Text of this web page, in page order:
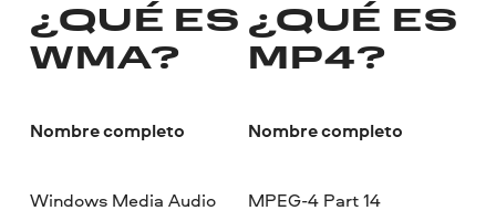
¿QUÉ ES
WMA?
Nombre completo
Windows Media Audio
¿QUÉ ES
MP4?
Nombre completo
MPEG-4 Part 14